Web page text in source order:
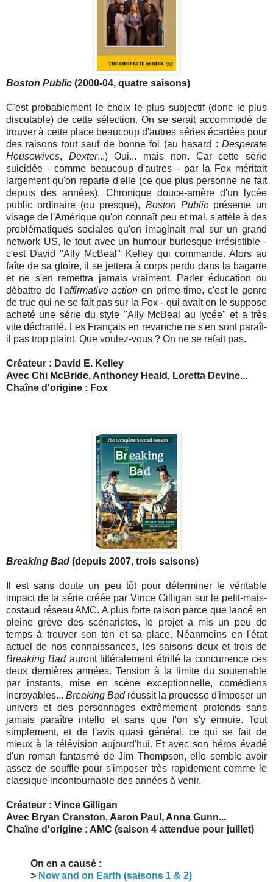
Boston Public (2000-04, quatre saisons)
C'est probablement le choix le plus subjectif (donc le plus
discutable) de cette sélection. On se serait accommodé de
trouver à cette place beaucoup d'autres séries écartées pour
des raisons tout sauf de bonne foi (au hasard : Desperate
Housewives, Dexter...) Oui... mais non. Car cette série
suicidée - comme beaucoup d'autres - par la Fox méritait
largement qu'on reparle d'elle (ce que plus personne ne fait
depuis des années). Chronique douce-amère d'un lycée
public ordinaire (ou presque), Boston Publicprésente un
visage de l'Amérique qu'on connaît peu et mal, s'attèle à des
problématiques sociales qu'on imaginait mal sur un grand
network US, le tout avec un humour burlesque irrésistible -
c'est David "Ally McBeal" Kelley qui commande. Alors au
faîte de sa gloire, il se jettera à corps perdu dans la bagarre
et ne s'en remettra jamais vraiment. Parler éducation ou
débattre de l'affirmative action en prime-time, c'est le genre
de truc qui ne se fait pas sur la Fox - qui avait on le suppose
acheté une série du style "Ally McBeal au lycée" et a très
vite déchanté. Les Français en revanche ne s'en sont paraît-
il pas trop plaint. Que voulez-vous ? On ne se refait pas.
Créateur : David E. Kelley
Avec Chi McBride, Anthoney Heald, Loretta Devine...
Chaîne d'origine : Fox
Breaking Bad (depuis 2007, trois saisons)
Il est sans doute un peu tôt pour déterminer le véritable
impact de la série créée par Vince Gilligan sur le petit-mais-
costaud réseau AMC. A plus forte raison parce que lancé en
pleine grève des scénaristes, le projet a mis un peu de
temps à trouver son ton et sa place. Néanmoins en l'état
actuel de nos connaissances, les saisons deux et trois de
Breaking Badauront littéralement étrillé la concurrence ces
deux dernières années. Tension à la limite du soutenable
par instants, mise en scène exceptionnelle, comédiens
incroyables... Breaking Badréussit la prouesse d'imposer un
univers et des personnages extrêmement profonds sans
jamais paraître intello et sans que l'on s'y ennuie. Tout
simplement, et de l'avis quasi général, ce qui se fait de
mieux à la télévision aujourd'hui. Et avec son héros évadé
d'un roman fantasmé de Jim Thompson, elle semble avoir
assez de souffle pour s'imposer très rapidement comme le
classique incontournable des années à venir.
Créateur : Vince Gilligan
Avec Bryan Cranston, Aaron Paul, Anna Gunn...
Chaîne d'origine : AMC (saison 4 attendue pour juillet)
On en a causé :
> Now and on Earth (saisons 1 & 2)